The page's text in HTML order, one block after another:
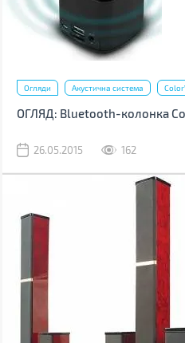
Огляди Акустична система
ОГЛЯД: Bluetooth-колонка
26.05.2015 162